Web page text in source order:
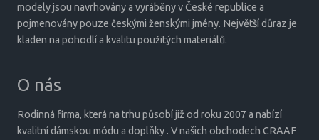
modely jsou navrhovány a vyráběny v České republice a
pojmenovány pouze českými ženskými jmény. Největší důraz je
kladen na pohodlí a kvalitu použitých materiálů.
O nás
Rodinná firma, která na trhu působí již od roku 2007 a nabízí
kvalitní dámskou módu a doplňky . V našich obchodech CRAAF